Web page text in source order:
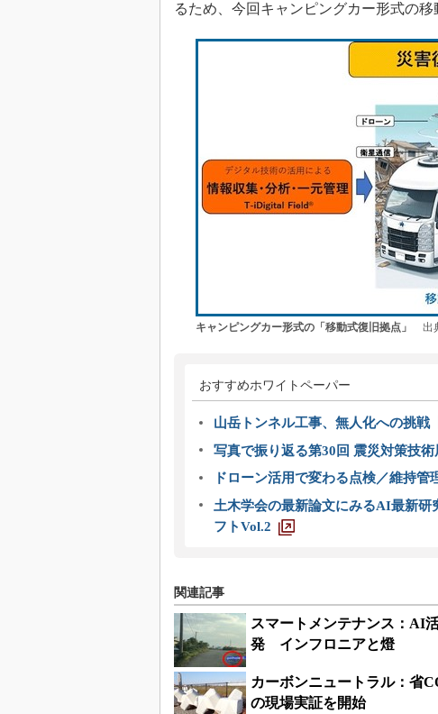
るため、今回キャンピングカー形式の移
キャンピングカー形式の「移動式復旧拠点」 出
おすすめホワイトペーパー
山岳トンネル工事、無人化への挑戦
写真で振り返る第30回 震災対策技術
ドローン活用で変わる点検／維持
土木学会の最新論文にみるAI最新
フトVol.2
関連記事
スマートメンテナンス：AI
発 インフロニアと燈
カーボンニュートラル：省
の現場実証を開始